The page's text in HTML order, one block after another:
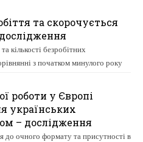
та скорочується
кількості безробітних
з початком минулого року
роботи у Європі
українських
– дослідження
до очного формату та присутності в